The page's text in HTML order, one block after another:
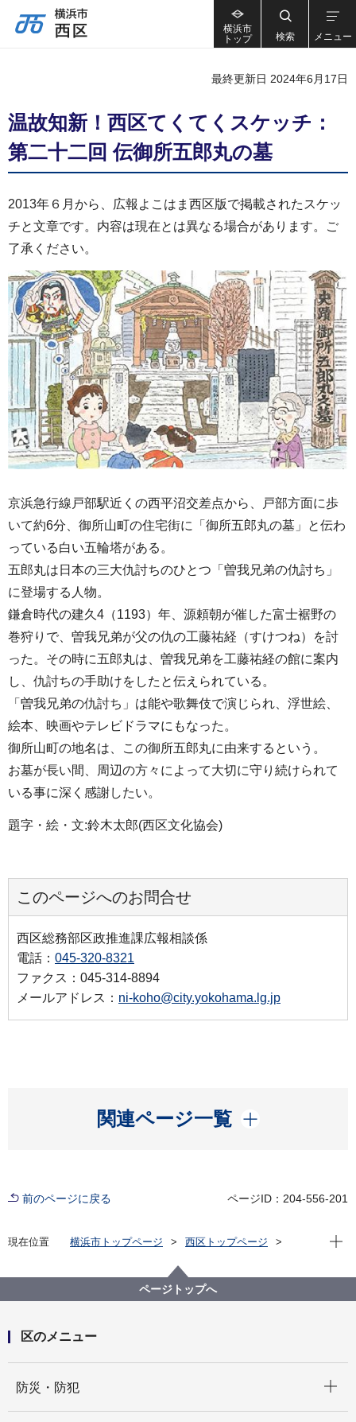
横浜市
トップ
検索 メニュー
最終更新日 2024年6月17日
温故知新！西区てくてくスケッチ：
第二十二回 伝御所五郎丸の墓
2013年６月から、広報よこはま西区版で掲載されたスケッ
チと文章です。内容は現在とは異なる場合があります。ご
了承ください。
京浜急行線戸部駅近くの西平沼交差点から、戸部方面に歩
いて約6分、御所山町の住宅街に「御所五郎丸の墓」と伝わ
っている白い五輪塔がある。
五郎丸は日本の三大仇討ちのひとつ「曽我兄弟の仇討ち」
に登場する人物。
鎌倉時代の建久4（1193）年、源頼朝が催した富士裾野の
巻狩りで、曽我兄弟が父の仇の工藤祐経（すけつね）を討
った。その時に五郎丸は、曽我兄弟を工藤祐経の館に案内
し、仇討ちの手助けをしたと伝えられている。
「曽我兄弟の仇討ち」は能や歌舞伎で演じられ、浮世絵、
絵本、映画やテレビドラマにもなった。
御所山町の地名は、この御所五郎丸に由来するという。
お墓が長い間、周辺の方々によって大切に守り続けられて
いる事に深く感謝したい。
題字・絵・文:鈴木太郎(西区文化協会)
このページへのお問合せ
西区総務部区政推進課広報相談係
電話： 045-320-8321
ファクス：045-314-8894
メールアドレス： ni-koho@city.yokohama.lg.jp
関連ページ一覧
開く
前のページに戻る ページID：204-556-201
現在位置 横浜市トップページ
西区トップページ
温故知新！西区てくてくスケッチ
温故知新！西区てくてくスケッチ：第二十二回 伝御所
五郎丸の墓
現在
ページトップへ
区のメニュー
防災・防犯